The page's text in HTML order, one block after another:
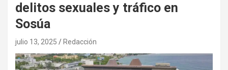
delitos sexuales y tráfico en
Sosúa
julio 13, 2025 Redacción